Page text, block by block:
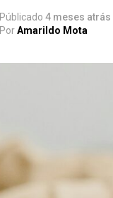
Públicado 4 meses atrás
PorAmarildo Mota